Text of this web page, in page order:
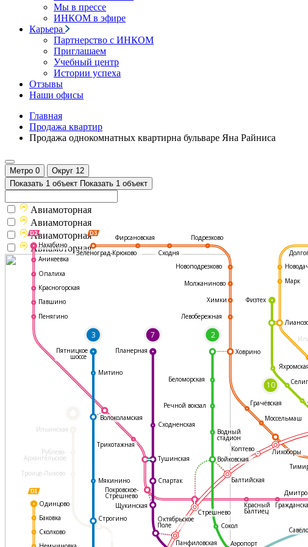
Мы в прессе
ИНКОМ в эфире
Карьера
Партнерство с ИНКОМ
Приглашаем
Учебный центр
Истории успеха
Отзывы
Наши офисы
Главная
Продажа квартир
Продажа однокомнатных квартирна бульваре Яна Райниса
Метро 0 Округ 12
Показать 1 объект Показать 1 объект
Ильинская
Рублево-
Архангельское
Троице-Лыково
3 7 2
10
Фирсановская
Сходня
Подрезково
Новоподрезково
Молжаниново
Химки
Левобережная
Ховрино
Грачёвская
Моссельмаш
Аэропорт
Сокол
Красный
Балтиец
Коптево Лихоборы
Балтийская
Войковская
Водный
стадион
Сходненская
Трикотажная
Волоколамская
Тушинская
Мякинино
Строгино
Митино
Нахабино
Аникеевка
Опалиха
Красногорская
Павшино
Пенягино
Одинцово
Баковка
Сколково
Пятницкое
шоссе
Планерная
Спартак
Стрешнево
Щукинская
Октябрьское
Поле
Панфиловская
Физтех
Яхромская
Марк
Речной вокзал
Беломорская
Покровское-
Стрешнево
Зеленоград-Крюково
Авиамоторная
Авиамоторная
Авиамоторная
Авиамоторная